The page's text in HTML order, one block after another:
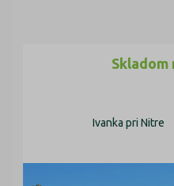
Skladom
Ivanka pri Nitre